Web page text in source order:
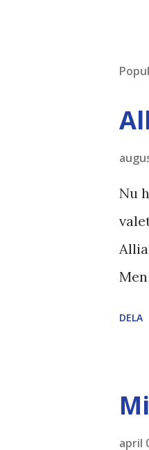
Nu
DELA
april